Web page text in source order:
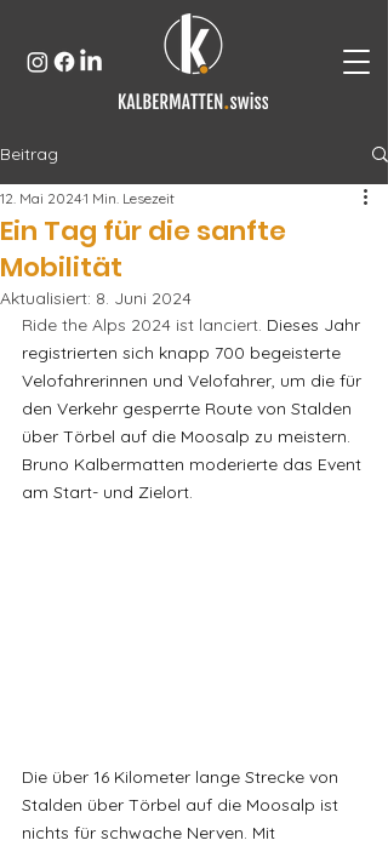
Beitrag
Ein Tag für die sanfte
Mobilität
12. Mai 20241 Min. Lesezeit
Aktualisiert: 8. Juni 2024
Ride the Alps 2024 ist lanciert. Dieses Jahr
registrierten sich knapp 700 begeisterte
Velofahrerinnen und Velofahrer, um die für
den Verkehr gesperrte Route von Stalden
über Törbel auf die Moosalp zu meistern.
Bruno Kalbermatten moderierte das Event
am Start- und Zielort.
Die über 16 Kilometer lange Strecke von
Stalden über Törbel auf die Moosalp ist
nichts für schwache Nerven. Mit